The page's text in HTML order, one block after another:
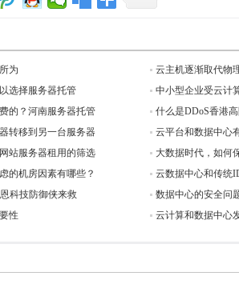
为
选择服务器托管
的？河南服务器托管
转移到另一台服务器
站服务器租用的筛选
的机房因素有哪些？
科技防御侠来救
性
云主机逐渐取代物
中小型企业受云计
什么是DDoS香港
云平台和数据中心
大数据时代，如何
云数据中心和传统
数据中心的安全问
云计算和数据中心